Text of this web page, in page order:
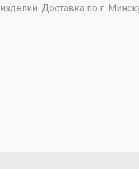
изделий. Доставка по г.